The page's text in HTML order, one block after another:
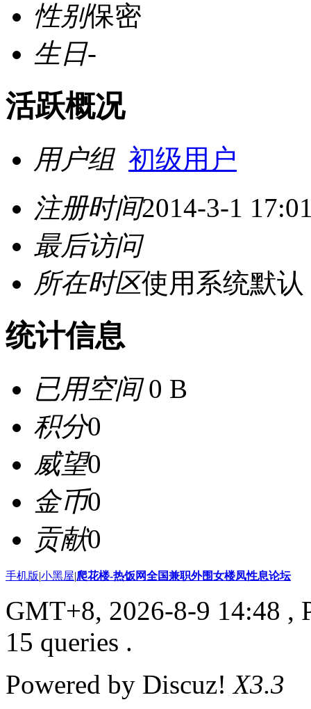
性别保密
生日-
活跃概况
用户组 初级用户
注册时间2014-3-1
最后访问
所在时区使用系统默认
统计信息
已用空间0 B
积分0
威望0
金币0
贡献0
手机版|小黑屋|爬花楼-热饭网全国兼职外围女楼凤性息论坛
GMT+8, 2026-8-9 14:48 ,
15 queries .
Powered by Discuz!X3.3